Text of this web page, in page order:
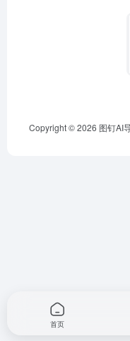
Copyright © 2026 图钉AI
首页